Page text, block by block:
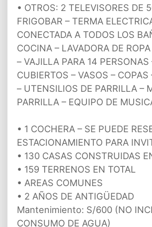
• OTROS: 2 TELEVISORES DE
FRIGOBAR – TERMA
CONECTADA A TODOS LOS
COCINA – LAVADORA DE
– VAJILLA PARA 14 PERSONAS
CUBIERTOS – VASOS –
– UTENSILIOS DE PARRILLA –
PARRILLA – EQUIPO DE
• 1 COCHERA – SE PUEDE
ESTACIONAMIENTO PARA
• 130 CASAS CONSTRUIDAS
• 159 TERRENOS EN TOTAL
• AREAS COMUNES
• 2 AÑOS DE ANTIGÜEDAD
Mantenimiento: S/600 (NO
CONSUMO DE AGUA)